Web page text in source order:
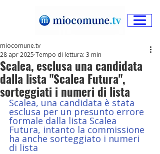
Scalea, esclusa una candidata
dalla lista "Scalea Futura",
sorteggiati i numeri di lista
miocomune.tv
28 apr 2025 Tempo di lettura: 3 min
Scalea, una candidata è stata
esclusa per un presunto errore
formale dalla lista Scalea
Futura, intanto la commissione
ha anche sorteggiato i numeri
di lista